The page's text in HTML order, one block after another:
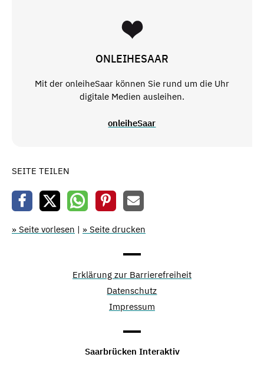
ONLEIHESAAR
Mit der onleiheSaar können Sie rund um die Uhr
digitale Medien ausleihen.
onleiheSaar
SEITE TEILEN
» Seite vorlesen | » Seite drucken
Erklärung zur Barrierefreiheit
Datenschutz
Impressum
Saarbrücken Interaktiv